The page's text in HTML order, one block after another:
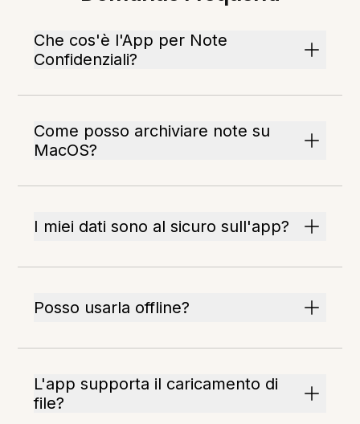
Che cos'è l'App per Note
Confidenziali?
Come posso archiviare note su
MacOS?
I miei dati sono al sicuro sull'app?
Posso usarla offline?
L'app supporta il caricamento di
file?